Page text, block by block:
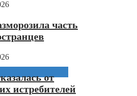
часть
от
истребителей